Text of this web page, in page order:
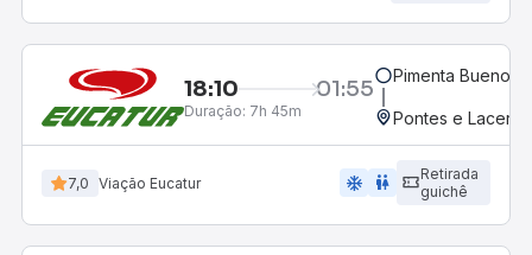
18:10 01:55
Duração: 7h 45m
Pimenta Bueno,
Pontes e
7,0 Viação Eucatur ac_unit wc
Retirada
guichê